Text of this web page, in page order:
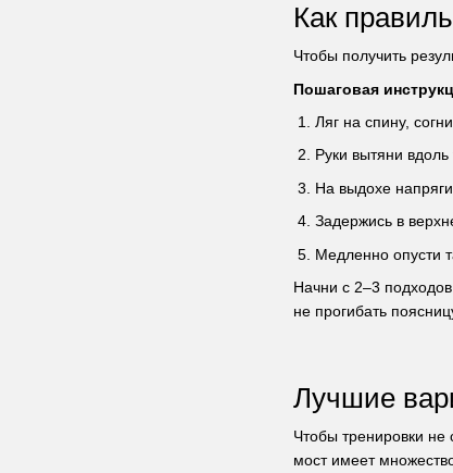
Как
Чтобы получить
Пошаговая
Ляг на спину,
Руки вытяни
На выдохе
Задержись в
Медленно опусти
Начни с 2–3
не прогибать
Лучшие
Чтобы тренировки не
мост имеет